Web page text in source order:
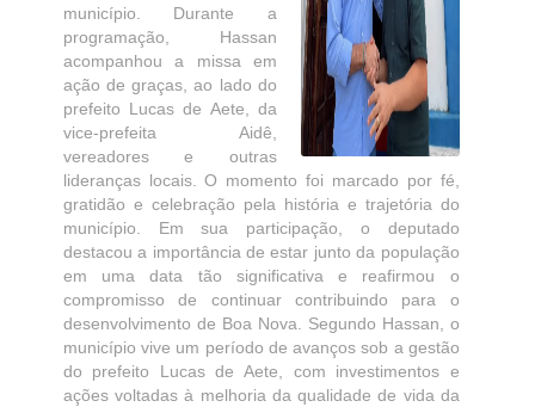
município. Durante a
programação, Hassan
acompanhou a missa em
ação de graças, ao lado do
prefeito Lucas de Aete, da
vice-prefeita Aidê,
vereadores e outras
lideranças locais. O momento foi marcado por fé,
gratidão e celebração pela história e trajetória do
município. Em sua participação, o deputado
destacou a importância de estar junto da população
em uma data tão significativa e reafirmou o
compromisso de continuar contribuindo para o
desenvolvimento de Boa Nova. Segundo Hassan, o
município vive um período de avanços sob a gestão
do prefeito Lucas de Aete, com investimentos e
ações voltadas à melhoria da qualidade de vida da